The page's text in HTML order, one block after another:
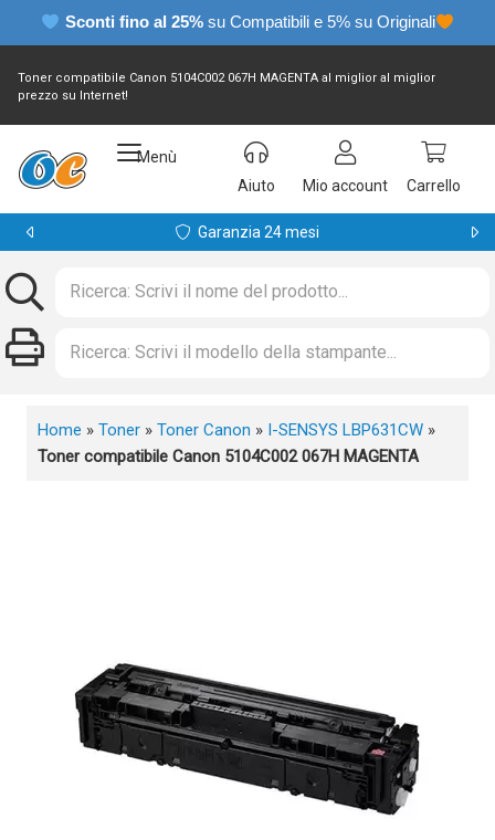
Sconti fino al 25% su Compatibili e 5% su Originali
Toner compatibile Canon 5104C002 067H MAGENTA al miglior al miglior
prezzo su Internet!
Menù
Aiuto
Mio account Carrello
Garanzia 24 mesi
Home » Toner » Toner Canon » I-SENSYS LBP631CW »
Toner compatibile Canon 5104C002 067H MAGENTA